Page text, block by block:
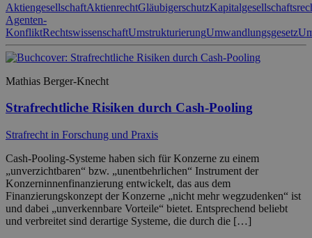
AktiengesellschaftAktienrechtGläubigerschutz
Agenten-
KonfliktRechtswissenschaftUmstrukturierungUmwandlungsgesetz
Mathias Berger-Knecht
Strafrechtliche Risiken durch Cash-Pooling
Strafrecht in Forschung und Praxis
Cash-Pooling-Systeme haben sich für Konzerne zu einem
„unverzichtbaren“ bzw. „unentbehrlichen“ Instrument der
Konzerninnenfinanzierung entwickelt, das aus dem
Finanzierungskonzept der Konzerne „nicht mehr wegzudenken“ ist
und dabei „unverkennbare Vorteile“ bietet. Entsprechend beliebt
und verbreitet sind derartige Systeme, die durch die […]